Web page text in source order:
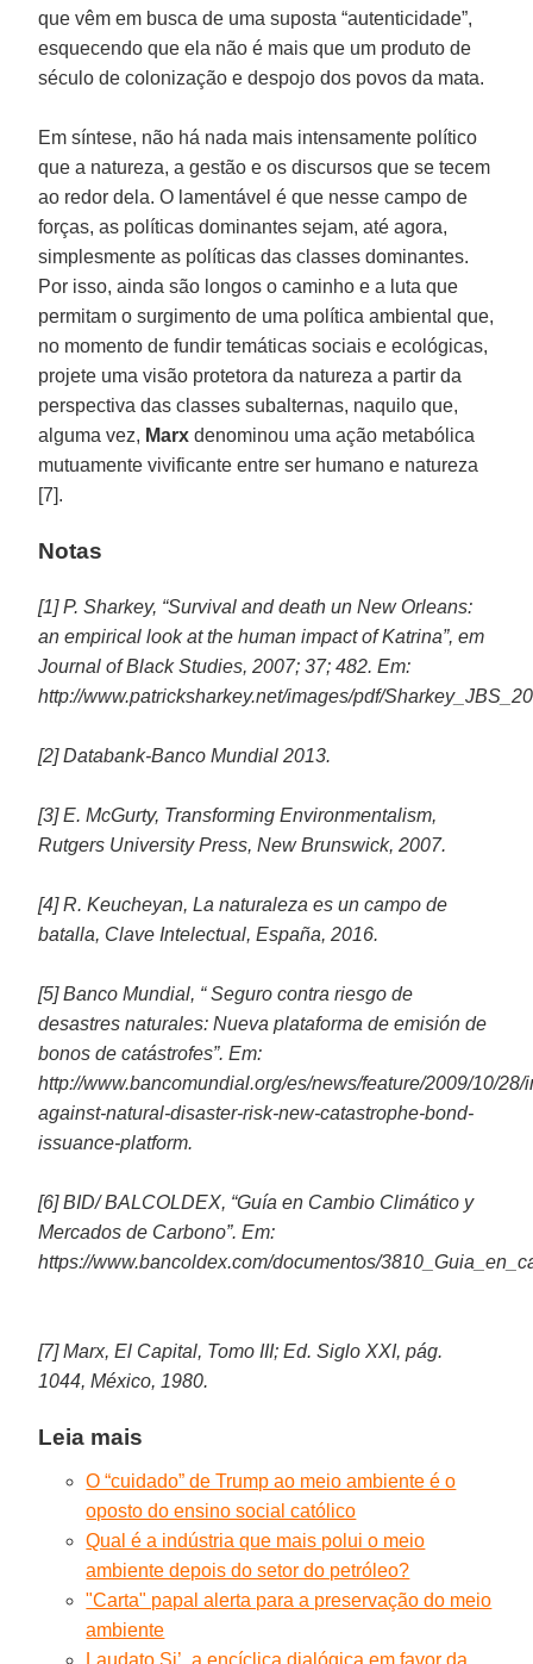
que vêm em busca de uma suposta “autenticidade”,
esquecendo que ela não é mais que um produto de
século de colonização e despojo dos povos da mata.
Em síntese, não há nada mais intensamente político
que a natureza, a gestão e os discursos que se tecem
ao redor dela. O lamentável é que nesse campo de
forças, as políticas dominantes sejam, até agora,
simplesmente as políticas das classes dominantes.
Por isso, ainda são longos o caminho e a luta que
permitam o surgimento de uma política ambiental que,
no momento de fundir temáticas sociais e ecológicas,
projete uma visão protetora da natureza a partir da
perspectiva das classes subalternas, naquilo que,
alguma vez, Marx denominou uma ação metabólica
mutuamente vivificante entre ser humano e natureza
[7].
Notas
[1] P. Sharkey, “Survival and death un New Orleans:
an empirical look at the human impact of Katrina”, em
Journal of Black Studies, 2007; 37; 482. Em:
http://www.patricksharkey.net/images/pdf/
[2] Databank-Banco Mundial 2013.
[3] E. McGurty, Transforming Environmentalism,
Rutgers University Press, New Brunswick, 2007.
[4] R. Keucheyan, La naturaleza es un campo de
batalla, Clave Intelectual, España, 2016.
[5] Banco Mundial, “ Seguro contra riesgo de
desastres naturales: Nueva plataforma de emisión de
bonos de catástrofes”. Em:
http://www.bancomundial.org/es/news/feature/2009/10/28/
against-natural-disaster-risk-new-catastrophe-bond-
issuance-platform.
[6] BID/ BALCOLDEX, “Guía en Cambio Climático y
Mercados de Carbono”. Em:
https://www.bancoldex.com/documentos/
[7] Marx, El Capital, Tomo III; Ed. Siglo XXI, pág.
1044, México, 1980.
Leia mais
O “cuidado” de Trump ao meio ambiente é o
oposto do ensino social católico
Qual é a indústria que mais polui o meio
ambiente depois do setor do petróleo?
"Carta" papal alerta para a preservação do meio
ambiente
Laudato Si’, a encíclica dialógica em favor da